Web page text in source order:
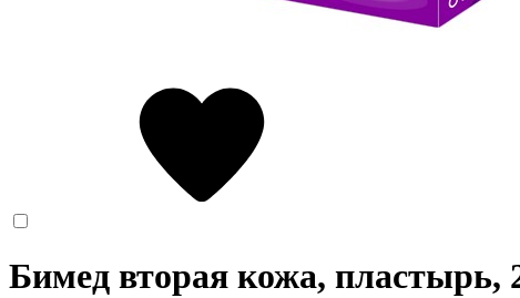
Бимед вторая кожа, пластырь,